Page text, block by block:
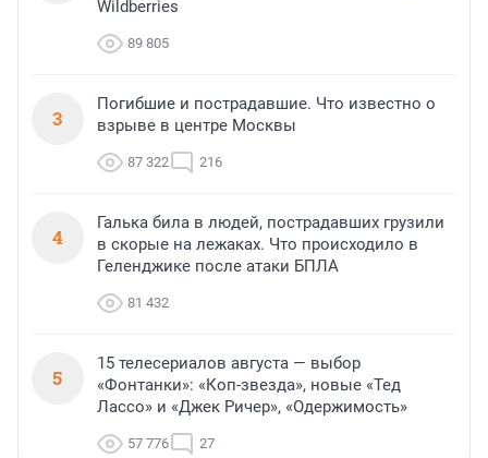
Wildberries
89 805
3
Погибшие и пострадавшие. Что известно о
взрыве в центре Москвы
87 322 216
4
Галька била в людей, пострадавших грузили
в скорые на лежаках. Что происходило в
Геленджике после атаки БПЛА
81 432
5
15 телесериалов августа — выбор
«Фонтанки»: «Коп-звезда», новые «Тед
Лассо» и «Джек Ричер», «Одержимость»
57 776 27